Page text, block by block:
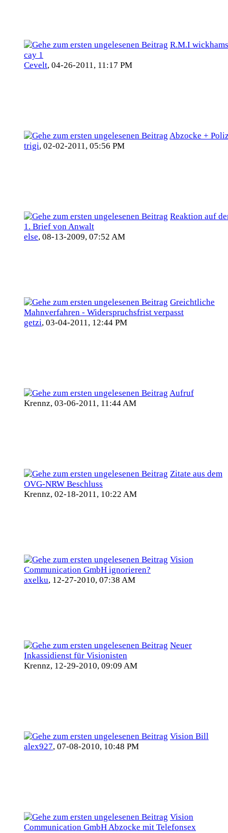
R.M.I wickhams
cay 1
Cevelt, 04-26-2011, 11:17 PM
Abzocke +
trigi, 02-02-2011, 05:56 PM
Reaktion auf
1. Brief von Anwalt
else, 08-13-2009, 07:52 AM
Greichtliche
Mahnverfahren - Widerspruchsfrist verpasst
getzi, 03-04-2011, 12:44 PM
Aufruf
Krennz, 03-06-2011, 11:44 AM
Zitate aus dem
OVG-NRW Beschluss
Krennz, 02-18-2011, 10:22 AM
Vision
Communication GmbH ignorieren?
axelku, 12-27-2010, 07:38 AM
Neuer
Inkassidienst für Visionisten
Krennz, 12-29-2010, 09:09 AM
Vision Bill
alex927, 07-08-2010, 10:48 PM
Vision
Communication GmbH Abzocke mit Telefonsex